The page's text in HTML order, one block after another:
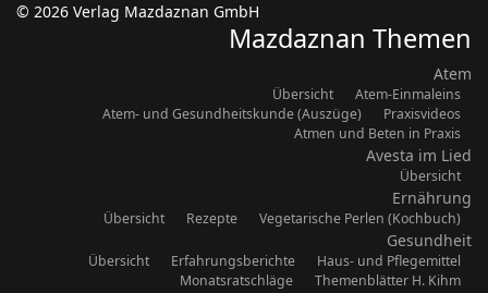
© 2026 Verlag Mazdaznan GmbH
Mazdaznan Themen
Atem
Übersicht
Atem-Einmaleins
Atem- und Gesundheitskunde (Auszüge)
Praxisvideos
Atmen und Beten in Praxis
Avesta im Lied
Übersicht
Ernährung
Übersicht Rezepte Vegetarische Perlen (Kochbuch)
Gesundheit
Übersicht Erfahrungsberichte
Haus- und Pflegemittel
Monatsratschläge
Themenblätter H. Kihm